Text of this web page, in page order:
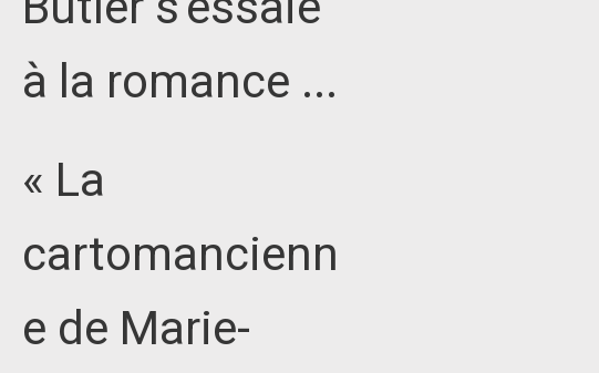
à la romance ...
« La
cartomancienn
e de Marie-